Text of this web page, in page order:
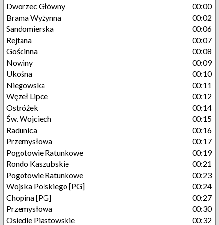
Dworzec Główny
00:00
Brama Wyżynna
00:02
Sandomierska
00:06
Rejtana
00:07
Gościnna
00:08
Nowiny
00:09
Ukośna
00:10
Niegowska
00:11
Węzeł Lipce
00:12
Ostróżek
00:14
Św. Wojciech
00:15
Radunica
00:16
Przemysłowa
00:17
Pogotowie Ratunkowe
00:19
Rondo Kaszubskie
00:21
Pogotowie Ratunkowe
00:23
Wojska Polskiego [PG]
00:24
Chopina [PG]
00:27
Przemysłowa
00:30
Osiedle Piastowskie
00:32